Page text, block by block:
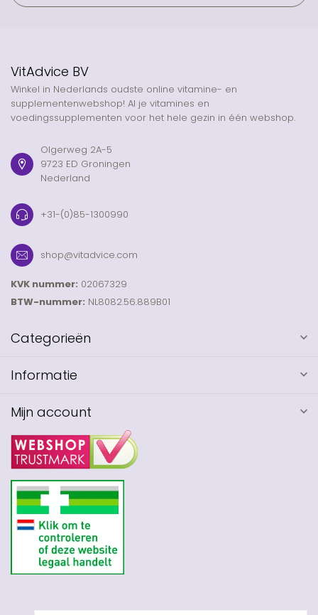
VitAdvice BV
Winkel in Nederlands oudste online vitamine- en
supplementenwebshop! Al je vitamines en
voedingssupplementen voor het hele gezin in één webshop.
Olgerweg 2A-5
9723 ED Groningen
Nederland
+31-(0)85-1300990
shop@vitadvice.com
KVK nummer: 02067329
BTW-nummer: NL8082.56.889B01
Categorieën
Informatie
Mijn account